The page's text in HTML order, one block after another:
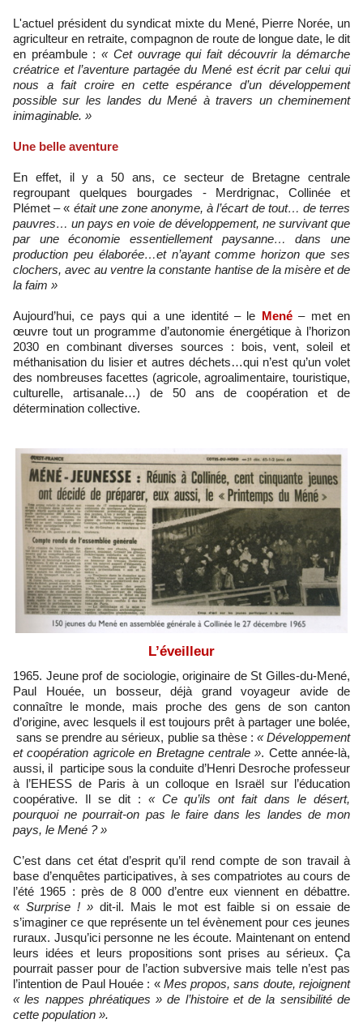
L'actuel président du syndicat mixte du Mené, Pierre Norée, un
agriculteur en retraite, compagnon de route de longue date, le dit
en préambule :« Cet ouvrage qui fait découvrir la démarche
créatrice et l’aventure partagée du Mené est écrit par celui qui
nous a fait croire en cette espérance d’un développement
possible sur les landes du Mené à travers un cheminement
inimaginable. »
Une belle aventure
En effet, il y a 50 ans, ce secteur de Bretagne centrale
regroupant quelques bourgades - Merdrignac, Collinée et
Plémet – « était une zone anonyme, à l’écart de tout… de terres
pauvres… un pays en voie de développement, ne survivant que
par une économie essentiellement paysanne… dans une
production peu élaborée…et n’ayant comme horizon que ses
clochers, avec au ventre la constante hantise de la misère et de
la faim »
Aujourd’hui, ce pays qui a une identité – le Mené– met en
œuvre tout un programme d’autonomie énergétique à l’horizon
2030 en combinant diverses sources : bois, vent, soleil et
méthanisation du lisier et autres déchets…qui n’est qu’un volet
des nombreuses facettes (agricole, agroalimentaire, touristique,
culturelle, artisanale…) de 50 ans de coopération et de
détermination collective.
L’éveilleur
1965. Jeune prof de sociologie, originaire de St Gilles-du-Mené,
Paul Houée, un bosseur, déjà grand voyageur avide de
connaître le monde, mais proche des gens de son canton
d’origine, avec lesquels il est toujours prêt à partager une bolée,
sans se prendre au sérieux, publie sa thèse : « Développement
et coopération agricole en Bretagne centrale ». Cette année-là,
aussi, il participe sous la conduite d’Henri Desroche professeur
à l’EHESS de Paris à un colloque en Israël sur l’éducation
coopérative. Il se dit : « Ce qu’ils ont fait dans le désert,
pourquoi ne pourrait-on pas le faire dans les landes de mon
pays, le Mené ? »
C’est dans cet état d’esprit qu’il rend compte de son travail à
base d’enquêtes participatives, à ses compatriotes au cours de
l’été 1965 : près de 8 000 d’entre eux viennent en débattre.
« Surprise ! »dit-il. Mais le mot est faible si on essaie de
s’imaginer ce que représente un tel évènement pour ces jeunes
ruraux. Jusqu’ici personne ne les écoute. Maintenant on entend
leurs idées et leurs propositions sont prises au sérieux. Ça
pourrait passer pour de l’action subversive mais telle n’est pas
l’intention de Paul Houée : « Mes propos, sans doute, rejoignent
« les nappes phréatiques » de l’histoire et de la sensibilité de
cette population ».